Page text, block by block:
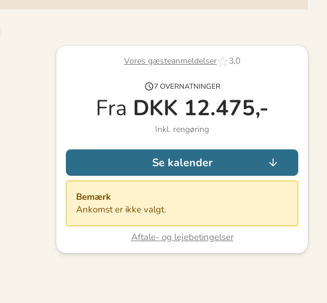
Vores gæsteanmeldelser 3,0
7 OVERNATNINGER
Fra DKK 12.475,-
Inkl. rengøring
Se kalender
Bemærk
Ankomst er ikke valgt.
Aftale- og lejebetingelser